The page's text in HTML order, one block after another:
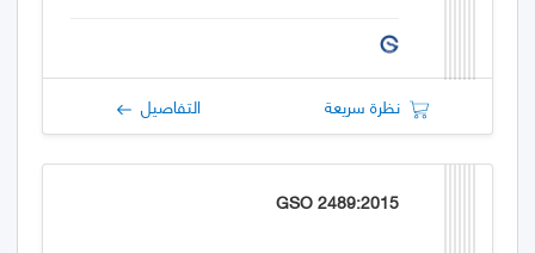
نظرة سريعة التفاصيل
GSO 2489:2015